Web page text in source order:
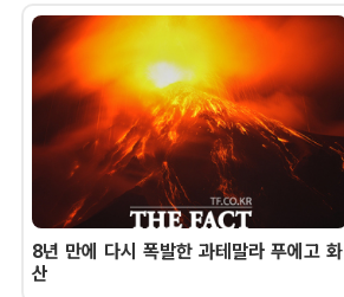
8년 만에 다시 폭발한 과테말라 푸에고 화
산